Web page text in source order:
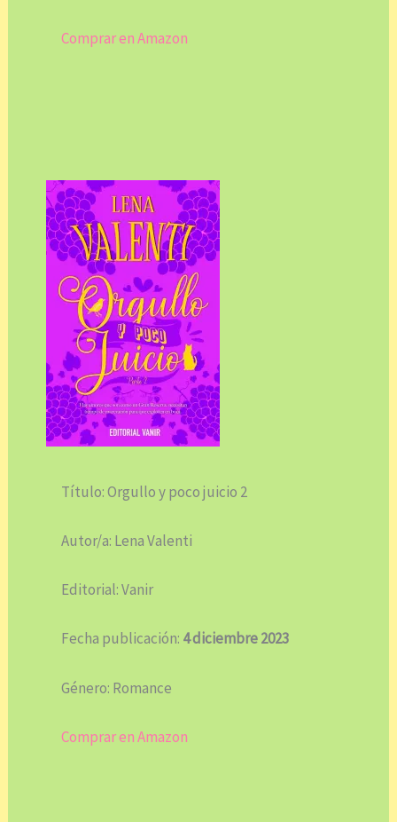
Comprar en Amazon
Título: Orgullo y poco juicio 2
Autor/a: Lena Valenti
Editorial: Vanir
Fecha publicación: 4 diciembre 2023
Género: Romance
Comprar en Amazon